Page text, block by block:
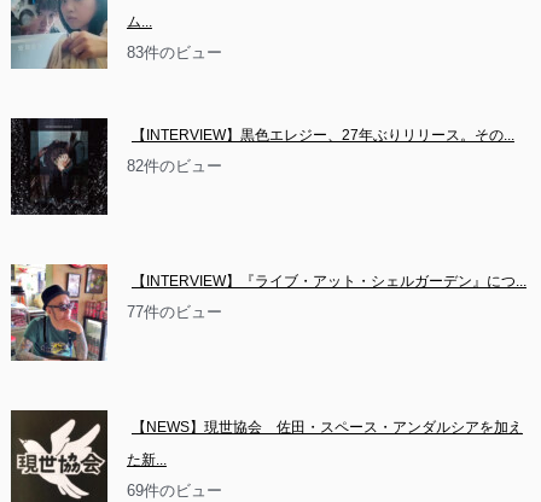
ム...
83件のビュー
【INTERVIEW】黒色エレジー、27年ぶりリリース。その...
82件のビュー
【INTERVIEW】『ライブ・アット・シェルガーデン』につ...
77件のビュー
【NEWS】現世協会　佐田・スペース・アンダルシアを加え
た新...
69件のビュー